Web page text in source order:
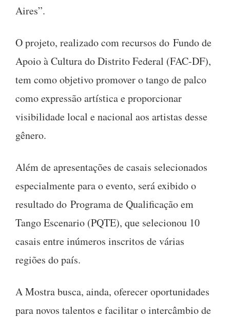
Aires”.
O projeto, realizado com recursos do Fundo de
Apoio à Cultura do Distrito Federal (FAC-DF),
tem como objetivo promover o tango de palco
como expressão artística e proporcionar
visibilidade local e nacional aos artistas desse
gênero.
Além de apresentações de casais selecionados
especialmente para o evento, será exibido o
resultado do Programa de Qualificação em
Tango Escenario (PQTE), que selecionou 10
casais entre inúmeros inscritos de várias
regiões do país.
A Mostra busca, ainda, oferecer oportunidades
para novos talentos e facilitar o intercâmbio de